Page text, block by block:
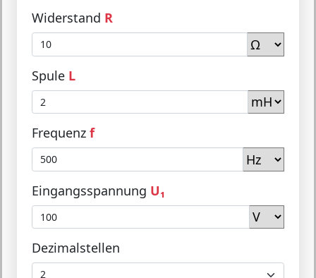
Widerstand R
Spule L
Frequenz f
Eingangsspannung U₁
Dezimalstellen